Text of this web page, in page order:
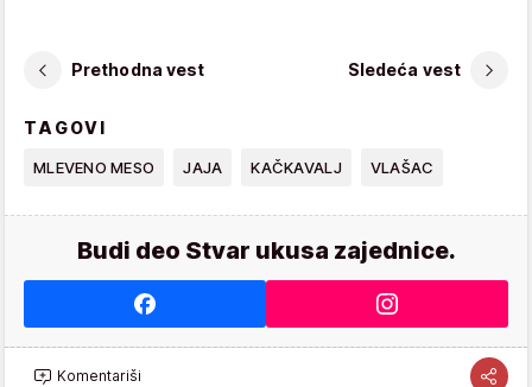
Prethodna vest Sledeća vest
TAGOVI
MLEVENO MESO JAJA KAČKAVALJ VLAŠAC
Budi deo Stvar ukusa zajednice.
Komentariši